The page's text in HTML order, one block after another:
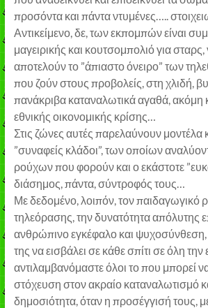
προσόντα και πάντα ντυμένες…..
Αντικείμενο, δε, των εκπομπών είναι
μαγειρικής και κουτσομπολιό για
αποτελούν το ”άπιαστο όνειρο” των
που ζούν στους προβολείς, στη χλιδή,
πανάκριβα καταναλωτικά αγαθά, ακόμη
εθνικής οικονομικής κρίσης…
Στις ζώνες αυτές παρελαύνουν μοντέλα
”συναφείς κλάδοι”, των οποίων
ρούχων που φορούν και ο εκάστοτε
διάσημος, πάντα, σύντροφός τους…
Με δεδομένο, λοιπόν, τον παιδαγωγικό
τηλεόρασης, την δυνατότητα απόλυτης
ανθρώπινο εγκέφαλο και ψυχοσύνθεση,
της να εισβάλει σε κάθε σπίτι σε όλη την
αντιλαμβανόμαστε όλοι το που μπορεί
στόχευση στον ακραίο καταναλωτισμό
δημοσιότητα, όταν η προσέγγισή τους,